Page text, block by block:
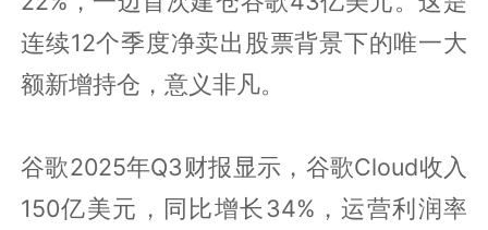
连续12个季度净卖出股票背景下的唯一大
额新增持仓，意义非凡。
谷歌2025年Q3财报显示，谷歌Cloud收入
150亿美元，同比增长34%，运营利润率